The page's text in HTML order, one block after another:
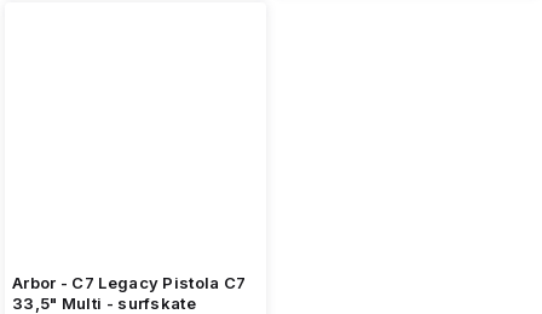
Arbor - C7 Legacy Pistola C7
33,5" Multi - surfskate